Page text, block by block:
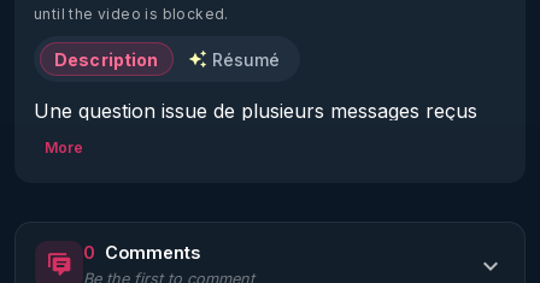
until the video is blocked.
Description Résumé
Une question issue de plusieurs messages reçus
récemment de la part de personnes s'inquiétant de
largement, j'espère que ces réflexions vous
toucheront...
More
0 Comments
Be the first to comment